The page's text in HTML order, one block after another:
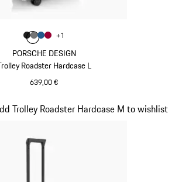
PORSCHE DESIGN
Roadster Hardcase L
639,00 €
Color
ColorNegro Mate
Color Gris Nardo
ColorAzul Mate
Color
+1
Trolley Roadster Hardcase M to wishlist